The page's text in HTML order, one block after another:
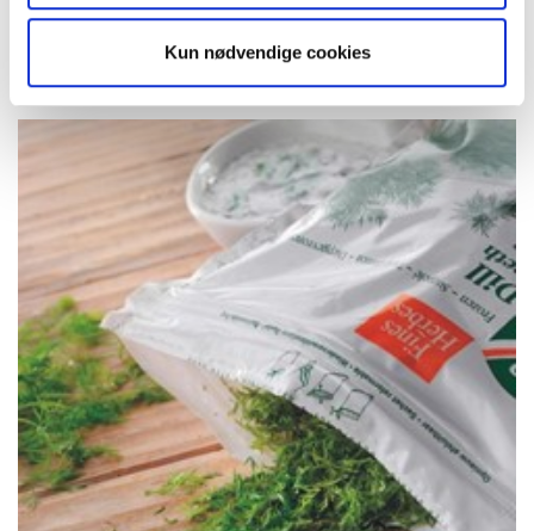
Kun nødvendige cookies
Varenr.: 10001726